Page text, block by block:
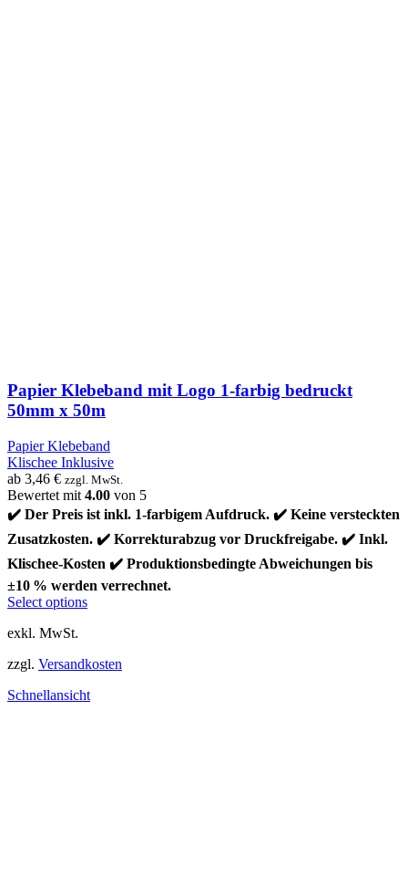
Papier Klebeband mit Logo 1-farbig bedruckt
50mm x 50m
Papier Klebeband
Klischee Inklusive
ab 3,46 € zzgl. MwSt.
Bewertet mit 4.00 von 5
✔️ Der Preis ist inkl. 1-farbigem Aufdruck. ✔️ Keine versteckten
Zusatzkosten. ✔️ Korrekturabzug vor Druckfreigabe. ✔️ Inkl.
Klischee-Kosten ✔️ Produktionsbedingte Abweichungen bis
±10 % werden verrechnet.
Select options
exkl. MwSt.
zzgl. Versandkosten
Schnellansicht